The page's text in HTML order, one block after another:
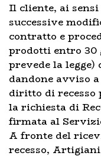
Il cliente, ai sensi
successive
contratto e
prodotti entro 30
prevede la
dandone avviso
diritto di recesso
la richiesta di
firmata al
A fronte del
recesso,